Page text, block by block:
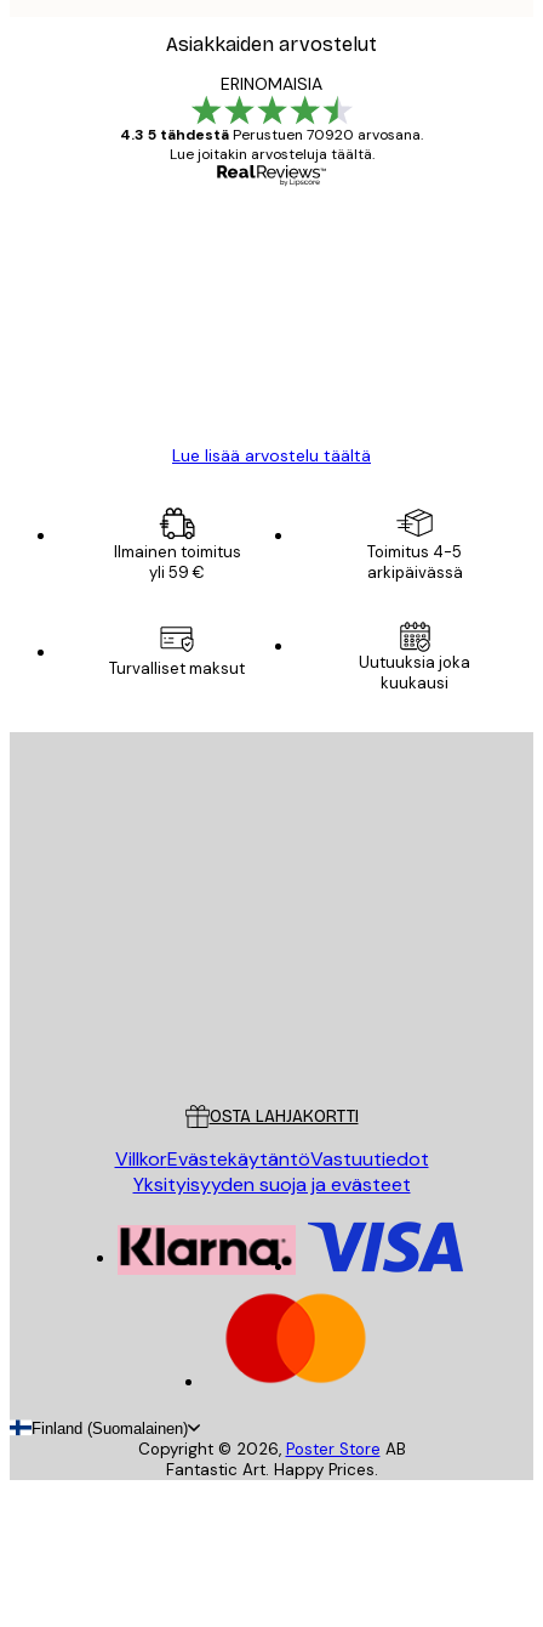
Asiakkaiden arvostelut
ERINOMAISIA
4.3 5 tähdestäPerustuen 70920 arvosana.
Lue joitakin arvosteluja täältä.
Lue lisää arvostelu täältä
Ilmainen toimitus
yli 59 €
Toimitus 4-5
arkipäivässä
Turvalliset maksut
Uutuuksia joka
kuukausi
OSTA LAHJAKORTTI
VillkorEvästekäytäntöVastuutiedot
Yksityisyyden suoja ja evästeet
Finland (Suomalainen)
Copyright © 2026, Poster Store AB
Fantastic Art. Happy Prices.